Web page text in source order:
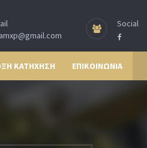
Social
ΚΑΤΗΧΗΣΗ ΕΠΙΚΟΙΝΩΝΙΑ